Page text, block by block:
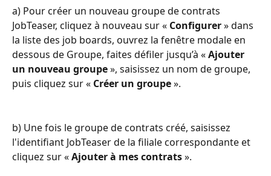
a) Pour créer un nouveau groupe de contrats
JobTeaser, cliquez à nouveau sur « Configurer » dans
la liste des job boards, ouvrez la fenêtre modale en
dessous de Groupe, faites défiler jusqu’à « Ajouter
un nouveau groupe », saisissez un nom de groupe,
puis cliquez sur « Créer un groupe ».
b) Une fois le groupe de contrats créé, saisissez
l'identifiant JobTeaser de la filiale correspondante et
cliquez sur « Ajouter à mes contrats ».